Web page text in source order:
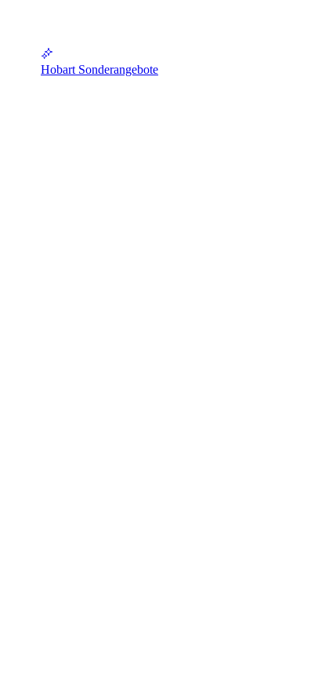
Hobart Sonderangebote